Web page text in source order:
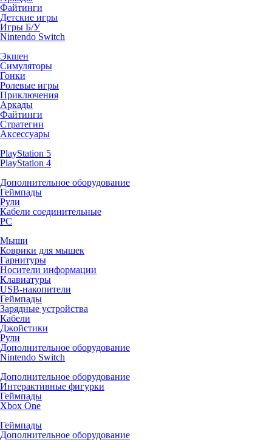
Файтинги
Детские игры
Игры Б/У
Nintendo Switch
Экшен
Симуляторы
Гонки
Ролевые игры
Приключения
Аркады
Файтинги
Стратегии
Аксессуары
PlayStation 5
PlayStation 4
Дополнительное оборудование
Геймпады
Рули
Кабели соединительные
PC
Мыши
Коврики для мышек
Гарнитуры
Носители информации
Клавиатуры
USB-накопители
Геймпады
Зарядные устройства
Кабели
Джойстики
Рули
Дополнительное оборудование
Nintendo Switch
Дополнительное оборудование
Интерактивные фигурки
Геймпады
Xbox One
Геймпады
Дополнительное оборудование